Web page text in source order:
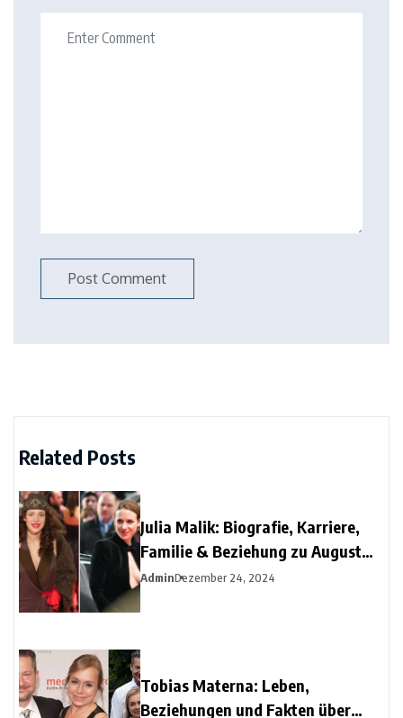
Related Posts
Julia Malik: Biografie, Karriere,
Familie & Beziehung zu August
Diehl
AdminDezember 24, 2024
Tobias Materna: Leben,
Beziehungen und Fakten über